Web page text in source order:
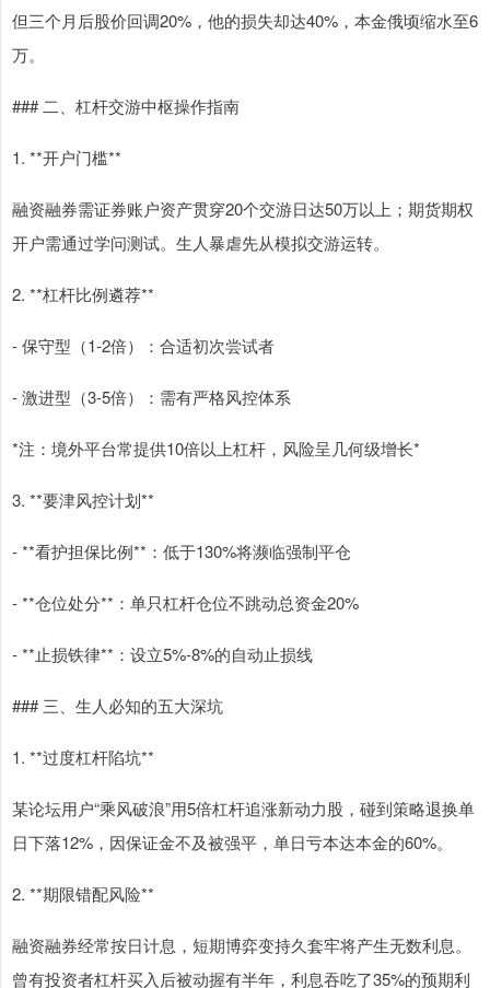
但三个月后股价回调20%，他的损失却达40%，本金俄顷缩水至6
万。
### 二、杠杆交游中枢操作指南
1. **开户门槛**
融资融券需证券账户资产贯穿20个交游日达50万以上；期货期权
开户需通过学问测试。生人暴虐先从模拟交游运转。
2. **杠杆比例遴荐**
- 保守型（1-2倍）：合适初次尝试者
- 激进型（3-5倍）：需有严格风控体系
*注：境外平台常提供10倍以上杠杆，风险呈几何级增长*
3. **要津风控计划**
- **看护担保比例**：低于130%将濒临强制平仓
- **仓位处分**：单只杠杆仓位不跳动总资金20%
- **止损铁律**：设立5%-8%的自动止损线
### 三、生人必知的五大深坑
1. **过度杠杆陷坑**
某论坛用户“乘风破浪”用5倍杠杆追涨新动力股，碰到策略退换单
日下落12%，因保证金不及被强平，单日亏本达本金的60%。
2. **期限错配风险**
融资融券经常按日计息，短期博弈变持久套牢将产生无数利息。
曾有投资者杠杆买入后被动握有半年，利息吞吃了35%的预期利